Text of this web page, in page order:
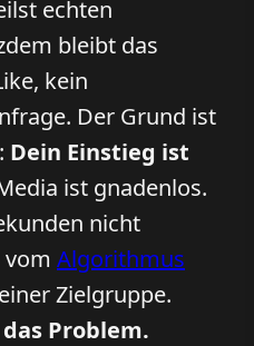
echten
bleibt das
kein
Der Grund ist
Dein Einstieg ist
ist gnadenlos.
nicht
Algorithmus
Zielgruppe.
Problem.